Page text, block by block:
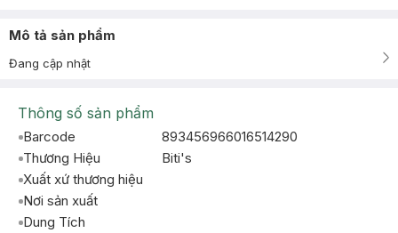
Mô tả sản phẩm
Đang cập nhật
Thông số sản phẩm
Barcode
893456966016514290
Thương Hiệu
Biti's
Xuất xứ thương hiệu
Nơi sản xuất
Dung Tích